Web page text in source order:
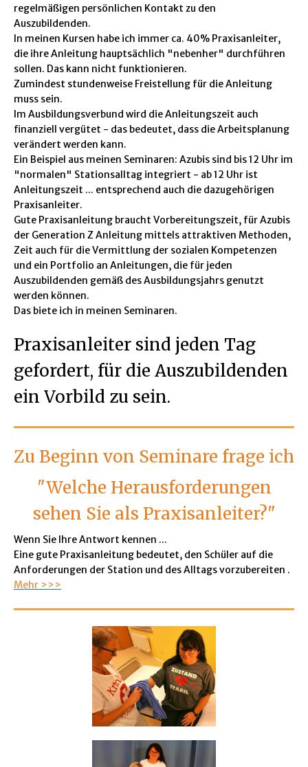
regelmäßigen persönlichen Kontakt zu den
Auszubildenden.
In meinen Kursen habe ich immer ca. 40% Praxisanleiter,
die ihre Anleitung hauptsächlich "nebenher" durchführen
sollen. Das kann nicht funktionieren.
Zumindest stundenweise Freistellung für die Anleitung
muss sein.
Im Ausbildungsverbund wird die Anleitungszeit auch
finanziell vergütet - das bedeutet, dass die Arbeitsplanung
verändert werden kann.
Ein Beispiel aus meinen Seminaren: Azubis sind bis 12 Uhr im
"normalen" Stationsalltag integriert - ab 12 Uhr ist
Anleitungszeit ... entsprechend auch die dazugehörigen
Praxisanleiter.
Gute Praxisanleitung braucht Vorbereitungszeit, für Azubis
der Generation Z Anleitung mittels attraktiven Methoden,
Zeit auch für die Vermittlung der sozialen Kompetenzen
und ein Portfolio an Anleitungen, die für jeden
Auszubildenden gemäß des Ausbildungsjahrs genutzt
werden können.
Das biete ich in meinen Seminaren.
Praxisanleiter sind jeden Tag
gefordert, für die Auszubildenden
ein Vorbild zu sein.
Zu Beginn von Seminare frage ich
"Welche Herausforderungen
sehen Sie als Praxisanleiter?"
Wenn Sie Ihre Antwort kennen ...
Eine gute Praxisanleitung bedeutet, den Schüler auf die
Anforderungen der Station und des Alltags vorzubereiten .
Mehr >>>